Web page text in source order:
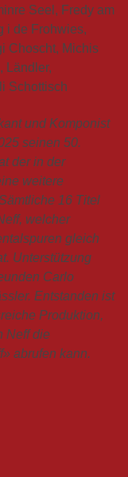
Seel, Fredy am
i de Frohwies,
Choscht, Michis
Ländler,
Schottisch
und Komponist
seinen 50.
der in der
weitere
16 Titel
welcher
gleich
Unterstützung
Carlo
Entstanden ist
Produktion,
Neff die
abrufen kann.